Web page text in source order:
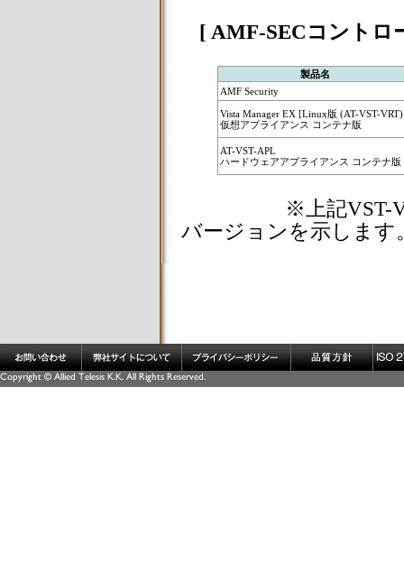
[ AMF-SECコントロ
製品名
AMF Security
Vista Manager EX [Linux版 (AT-VST-
仮想アプライアンス コンテナ版
AT-VST-APL
ハードウェアアプライアンス コンテナ版
※上記VST-VRT/
バージョンを示します